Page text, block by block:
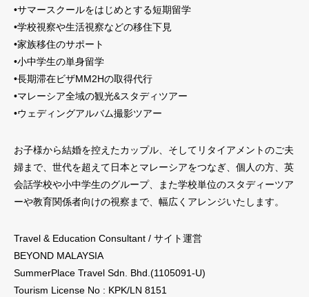
•サマースクールをはじめとする短期留学
•学校視察や生活視察などの移住下見
•家族移住のサポート
•小中学生の単身留学
•長期滞在ビザMM2Hの取得代行
•マレーシア全域の観光&スタディツアー
•ウェディングアルバム撮影ツアー
お子様から結婚を控えたカップル、そしてリタイアメントのご夫
婦まで、世代を超えて日本とマレーシアをつなぎ、個人の方、英
会話学校や小中学生のグループ、また学校単位のスタディーツア
ーや教育関係者向けの視察まで、幅広くアレンジいたします。
Travel & Education Consultant / サイト運営
BEYOND MALAYSIA
SummerPlace Travel Sdn. Bhd.(1105091-U)
Tourism License No : KPK/LN 8151